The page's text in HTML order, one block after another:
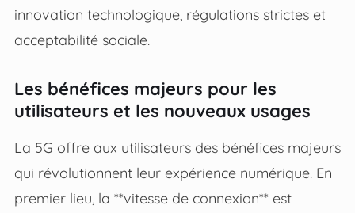
innovation technologique, régulations strictes et
acceptabilité sociale.
Les bénéfices majeurs pour les
utilisateurs et les nouveaux usages
La 5G offre aux utilisateurs des bénéfices majeurs
qui révolutionnent leur expérience numérique. En
premier lieu, la **vitesse de connexion** est